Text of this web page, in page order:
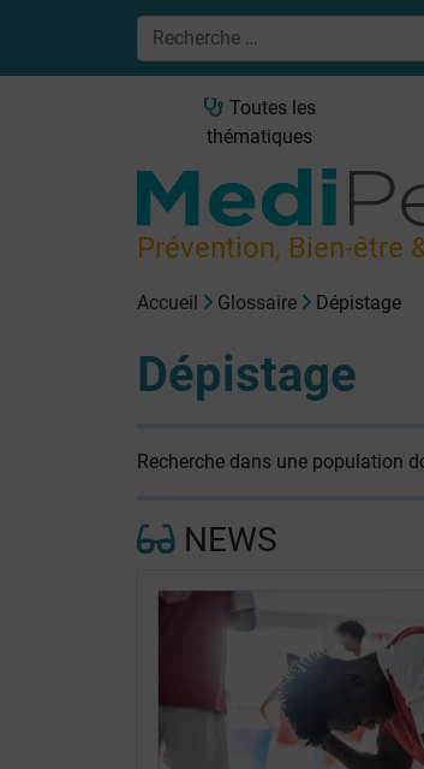
Toutes les
thématiques
Prévention, Bien-être
Accueil Glossaire Dépistage
Dépistage
Recherche dans une population
NEWS